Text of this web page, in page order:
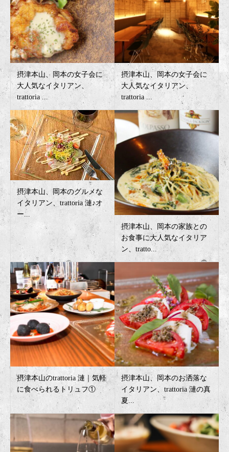
摂津本山、岡本の女子会に
大人気なイタリアン、
trattoria ...
摂津本山、岡本の女子会に
大人気なイタリアン、
trattoria ...
摂津本山、岡本のグルメな
イタリアン、trattoria 漣♪オ
ー...
摂津本山、岡本の家族との
お食事に大人気なイタリア
ン、tratto...
摂津本山のtrattoria 漣｜気軽
に食べられるトリュフ①
摂津本山、岡本のお洒落な
イタリアン、trattoria 漣の真
夏...